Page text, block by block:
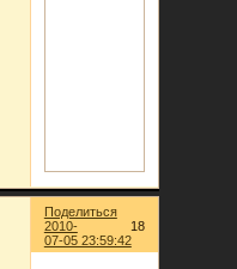
Поделиться
18
2010-
07-05 23:59:42